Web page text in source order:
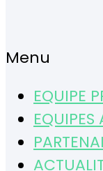
Menu
EQUIPE
EQUIPES